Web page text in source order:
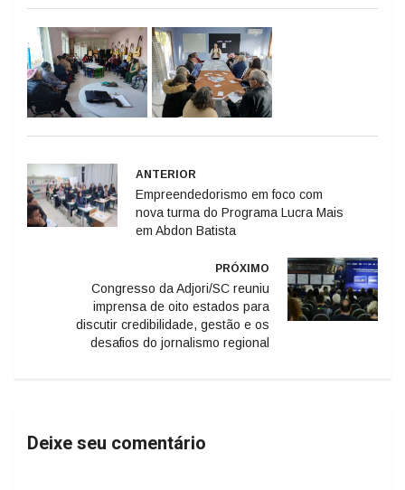
ANTERIOR
Empreendedorismo em foco com
nova turma do Programa Lucra Mais
em Abdon Batista
PRÓXIMO
Congresso da Adjori/SC reuniu
imprensa de oito estados para
discutir credibilidade, gestão e os
desafios do jornalismo regional
Deixe seu comentário